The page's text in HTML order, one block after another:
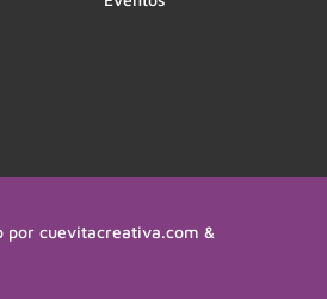
por cuevitacreativa.com &